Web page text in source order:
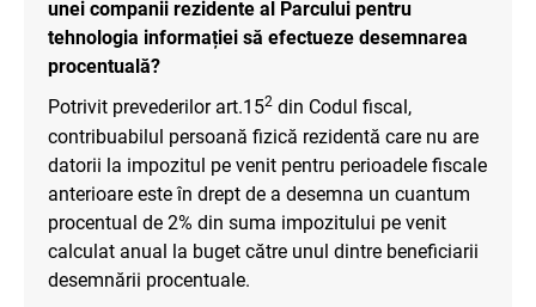
unei companii rezidente al Parcului pentru
tehnologia informației să efectueze desemnarea
procentuală?
Potrivit prevederilor art.152 din Codul fiscal,
contribuabilul persoană fizică rezidentă care nu are
datorii la impozitul pe venit pentru perioadele fiscale
anterioare este în drept de a desemna un cuantum
procentual de 2% din suma impozitului pe venit
calculat anual la buget către unul dintre beneficiarii
desemnării procentuale.